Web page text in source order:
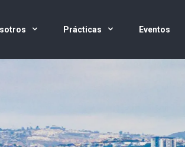
Prácticas Eventos